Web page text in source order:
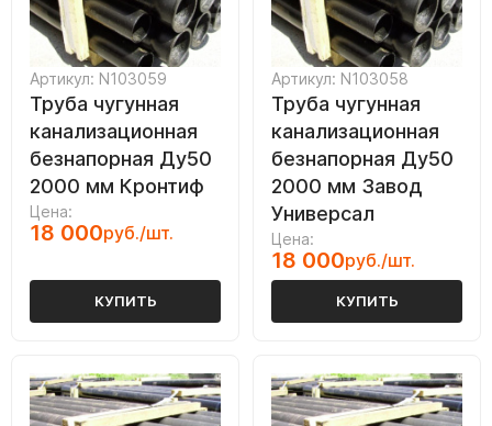
Артикул: N103059
Труба чугунная
канализационная
безнапорная Ду50
2000 мм Кронтиф
Цена:
18 000руб./шт.
КУПИТЬ
Артикул: N103058
Труба чугунная
канализационная
безнапорная Ду50
2000 мм Завод
Универсал
Цена:
18 000руб./шт.
КУПИТЬ